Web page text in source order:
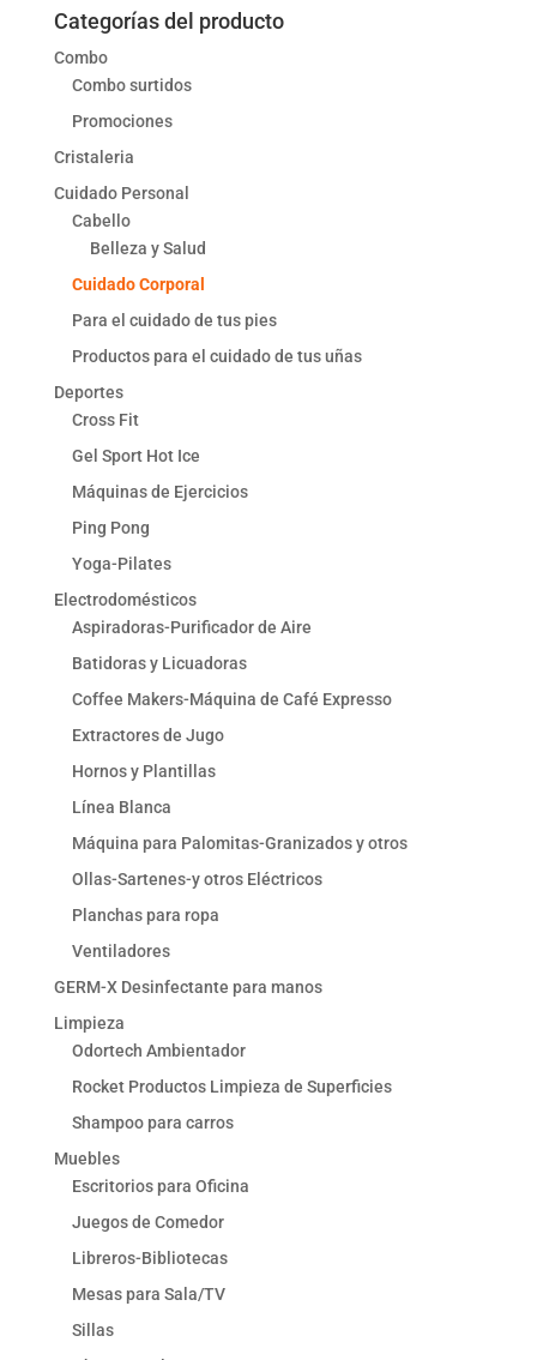
Categorías del producto
Combo
Combo surtidos
Promociones
Cristaleria
Cuidado Personal
Cabello
Belleza y Salud
Cuidado Corporal
Para el cuidado de tus pies
Productos para el cuidado de tus uñas
Deportes
Cross Fit
Gel Sport Hot Ice
Máquinas de Ejercicios
Ping Pong
Yoga-Pilates
Electrodomésticos
Aspiradoras-Purificador de Aire
Batidoras y Licuadoras
Coffee Makers-Máquina de Café Expresso
Extractores de Jugo
Hornos y Plantillas
Línea Blanca
Máquina para Palomitas-Granizados y otros
Ollas-Sartenes-y otros Eléctricos
Planchas para ropa
Ventiladores
GERM-X Desinfectante para manos
Limpieza
Odortech Ambientador
Rocket Productos Limpieza de Superficies
Shampoo para carros
Muebles
Escritorios para Oficina
Juegos de Comedor
Libreros-Bibliotecas
Mesas para Sala/TV
Sillas